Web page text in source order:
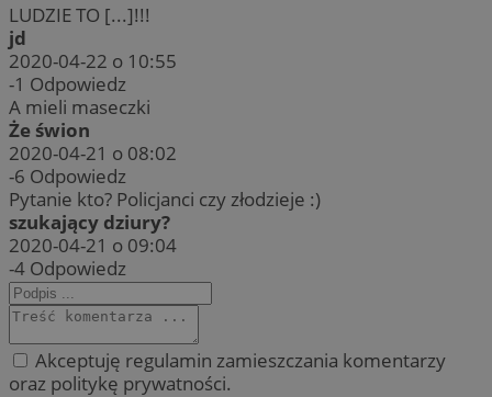
LUDZIE TO [...]!!!
jd
2020-04-22 o 10:55
-1 Odpowiedz
A mieli maseczki
Że świon
2020-04-21 o 08:02
-6 Odpowiedz
Pytanie kto? Policjanci czy złodzieje :)
szukający dziury?
2020-04-21 o 09:04
-4 Odpowiedz
Akceptuję regulamin zamieszczania komentarzy
oraz politykę prywatności.